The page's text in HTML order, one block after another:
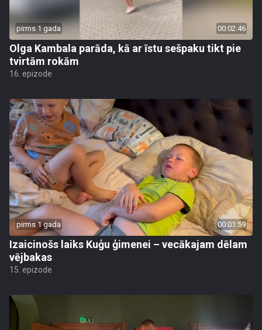
pirms 1 gada 00:02:46
Olga Kambala parāda, kā ar īstu sešpaku tikt pie
tvirtām rokām
16. epizode
pirms 1 gada 00:01:59
Izaicinošs laiks Kuģu ģimenei – vecākajam dēlam
vējbakas
15. epizode